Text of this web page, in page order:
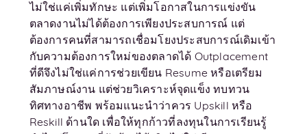
ไม่ใช่แค่เพิ่มทักษะ แต่เพิ่มโอกาสในการแข่งขัน
ตลาดงานไม่ได้ต้องการเพียงประสบการณ์ แต่
ต้องการคนที่สามารถเชื่อมโยงประสบการณ์เดิมเข้า
กับความต้องการใหม่ของตลาดได้ Outplacement
ที่ดีจึงไม่ใช่แค่การช่วยเขียน Resume หรือเตรียม
สัมภาษณ์งาน แต่ช่วยวิเคราะห์จุดแข็ง ทบทวน
ทิศทางอาชีพ พร้อมแนะนำว่าควร Upskill หรือ
Reskill ด้านใด เพื่อให้ทุกก้าวที่ลงทุนในการเรียนรู้